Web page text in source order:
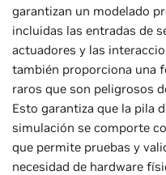
garantizan un modelado
incluidas las entradas de
actuadores y las
también proporciona una
raros que son peligrosos
Esto garantiza que la pila
simulación se comporte
que permite pruebas y
necesidad de hardware